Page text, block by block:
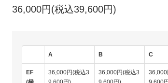
36,000円(税込39,600円)
A B C
EF
36,000円(税込3
36,000円(税込3
36,000